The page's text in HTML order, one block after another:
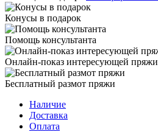
Конусы в подарок
Помощь консультанта
Онлайн-показ интересующей пряжи
Бесплатный размот пряжи
Наличие
Доставка
Оплата